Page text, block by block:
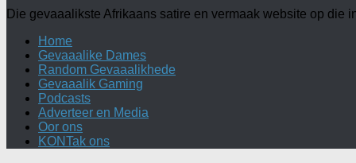
Die gevaaalikste Afrikaans satire en vermaak website op die
Home
Gevaaalike Dames
Random Gevaaalikhede
Gevaaalik Gaming
Podcasts
Adverteer en Media
Oor ons
KONTak ons